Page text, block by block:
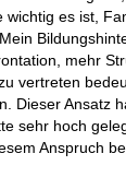
wichtig es ist,
mehr
vertreten
Dieser Ansatz
sehr hoch
Anspruch